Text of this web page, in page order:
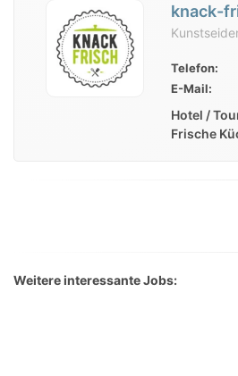
knack-
Telefon:
E-Mail:
Hotel /
Frische
Weitere interessante Jobs: